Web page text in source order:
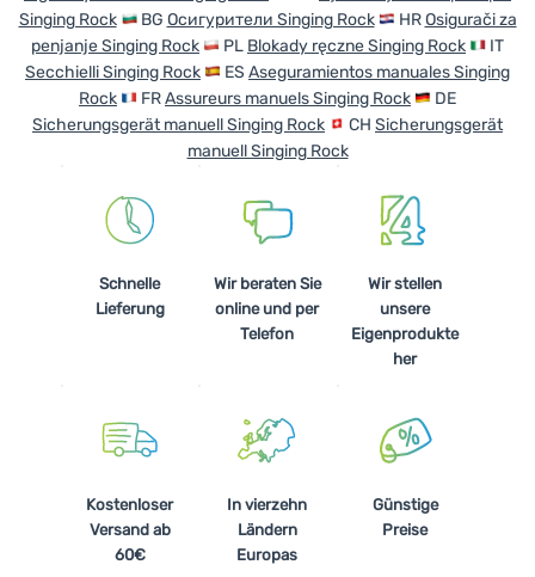
Kochen
Klettern
Ultraleichte
Anmelden /
Singing Rock
BG Осигурители Singing Rock HROsigurači za
penjanje Singing Rock
PL Blokady ręczne Singing Rock
IT
Secchielli Singing Rock
ES Aseguramientos manuales Singing
Rock
FRAssureurs manuels Singing Rock
DE
Sicherungsgerät manuell Singing Rock
CH Sicherungsgerät
manuell Singing Rock
Schnelle
Lieferung
Wir beraten Sie
online und per
Telefon
Wir stellen
unsere
Eigenprodukte
her
Kostenloser
Versand ab
60€
In vierzehn
Ländern
Europas
Günstige
Preise